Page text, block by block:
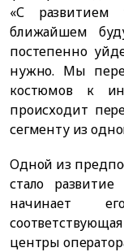
«С развитием
ближайшем
постепенно
нужно. Мы
костюмов к
происходит
сегменту из
Одной из
стало
начинает
центры